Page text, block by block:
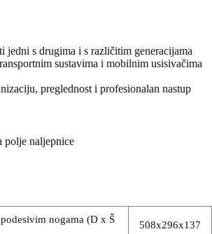
jedni s drugima i s različitim generacijama
sustavima i mobilnim usisivačima
preglednost i profesionalan nastup
polje naljepnice
nogama (D x Š
508x296x137